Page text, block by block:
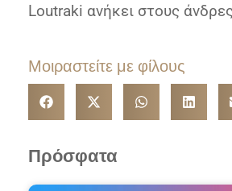
Loutraki ανήκει στους
Μοιραστείτε με φίλους
Πρόσφατα